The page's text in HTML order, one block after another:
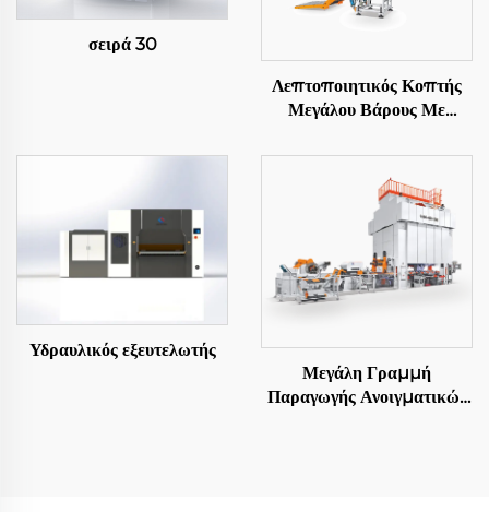
σειρά 30
Λεπτοποιητικός Κοπτής
Μεγάλου Βάρους Με
Υδραυλικός εξευτελωτής
Μεγάλη Γραμμή
Παραγωγής Ανοιγματικών